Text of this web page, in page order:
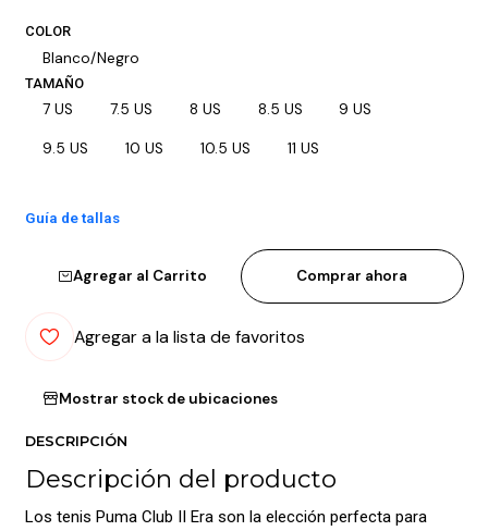
COLOR
Blanco/Negro
TAMAÑO
7 US 7.5 US 8 US 8.5 US 9 US
9.5 US 10 US 10.5 US 11 US
Guía de tallas
Agregar al Carrito Comprar ahora
Agregar a la lista de favoritos
Mostrar stock de ubicaciones
DESCRIPCIÓN
Descripción del producto
Los tenis Puma Club II Era son la elección perfecta para